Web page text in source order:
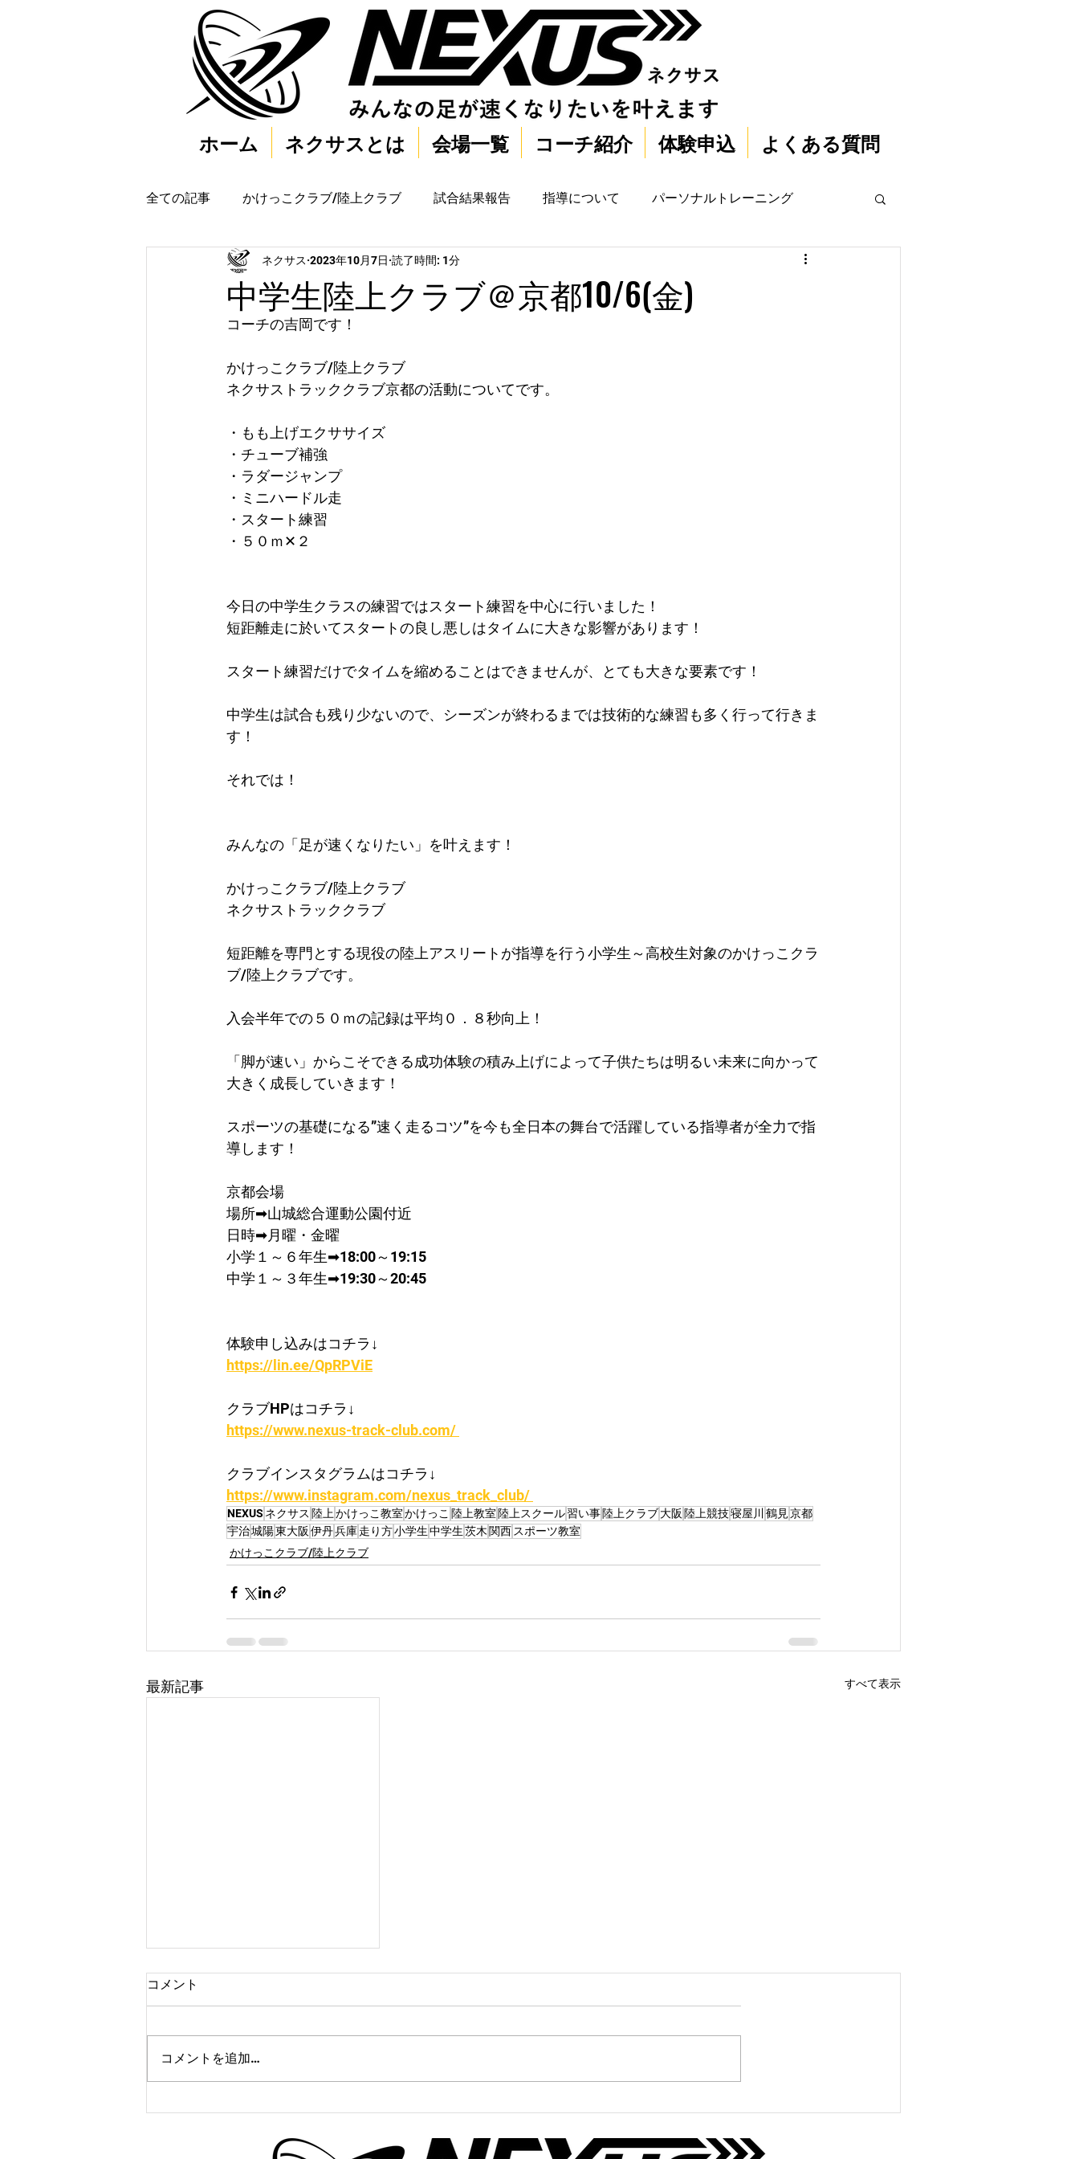
ホーム ネクサスとは 会場一覧 コーチ紹介 体験申込 よくある質問
全ての記事 かけっこクラブ/陸上クラブ 試合結果報告 指導について パーソナルトレーニング
中学生陸上クラブ＠京都10/6(金)
ネクサス 2023年10月7日 読了時間: 1分
コーチの吉岡です！
かけっこクラブ/陸上クラブ
ネクサストラッククラブ京都の活動についてです。
・もも上げエクササイズ
・チューブ補強
・ラダージャンプ
・ミニハードル走
・スタート練習
・５０ｍ✕２
今日の中学生クラスの練習ではスタート練習を中心に行いました！
短距離走に於いてスタートの良し悪しはタイムに大きな影響があります！
スタート練習だけでタイムを縮めることはできませんが、とても大きな要素です！
中学生は試合も残り少ないので、シーズンが終わるまでは技術的な練習も多く行って行きま
す！
それでは！
みんなの「足が速くなりたい」を叶えます！
かけっこクラブ/陸上クラブ
ネクサストラッククラブ
短距離を専門とする現役の陸上アスリートが指導を行う小学生～高校生対象のかけっこクラ
ブ/陸上クラブです。
入会半年での５０ｍの記録は平均０．８秒向上！​
「脚が速い」からこそできる成功体験の積み上げによって子供たちは明るい未来に向かって
大きく成長していきます！
スポーツの基礎になる”速く走るコツ”を今も全日本の舞台で活躍している指導者が​全力で指
導します！
京都会場
場所➡山城総合運動公園付近
日時➡月曜・金曜
​小学１～６年生➡18:00～19:15
中学１～３年生➡19:30～20:45
体験申し込みはコチラ↓
https://lin.ee/QpRPViE
クラブHPはコチラ↓
https://www.nexus-track-club.com/
クラブインスタグラムはコチラ↓
https://www.instagram.com/nexus_track_club/
NEXUS ネクサス 陸上かけっこ教室かけっこ 陸上教室 陸上スクール習い事陸上クラブ大阪 陸上競技寝屋川 鶴見京都
宇治城陽東大阪 伊丹兵庫走り方小学生中学生茨木 関西 スポーツ教室
かけっこクラブ/陸上クラブ
最新記事 すべて表示
中学生陸上クラブ＠京都
コメント
コメントを追加…